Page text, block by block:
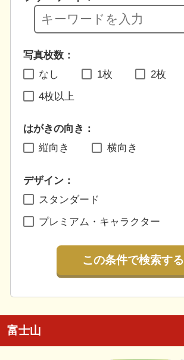
写真枚数：
なし
1枚 2枚
4枚以上
はがきの向き：
縦向き
横向き
デザイン：
スタンダード
プレミアム・キャラクター
この条件で検索する
富士山